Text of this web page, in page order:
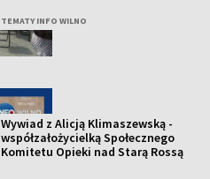
TEMATY INFO WILNO
Wywiad z Alicją Klimaszewską -
współzałożycielką Społecznego
Komitetu Opieki nad Starą Rossą